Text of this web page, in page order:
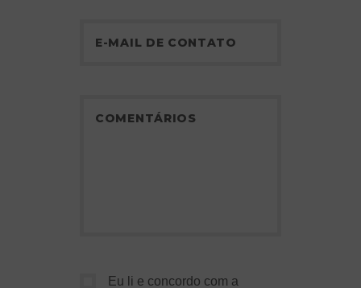
Eu li e concordo com a